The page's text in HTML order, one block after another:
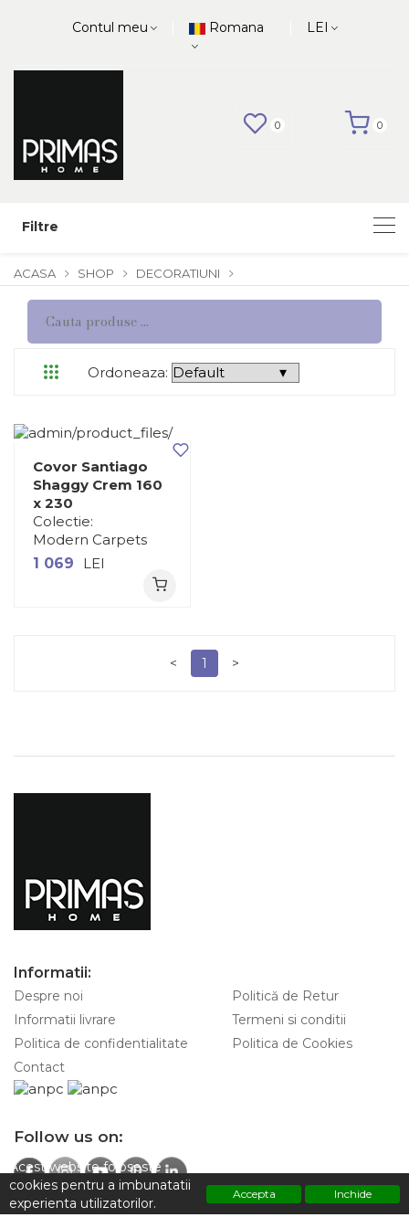
Contul meu Romana LEI
0 0
Filtre
ACASA SHOP DECORATIUNI
Ordoneaza:
Covor Santiago
Shaggy Crem 160
x 230
Colectie:
Modern Carpets
1 069
LEI
< 1 >
Acest website foloseste
cookies pentru a imbunatatii
experienta utilizatorilor.
Accepta Inchide
Informatii:
Despre noi
Politică de Retur
Informatii livrare
Termeni si conditii
Politica de confidentialitate
Politica de Cookies
Contact
Follow us on:
Contacteaza-ne pentru informatii: